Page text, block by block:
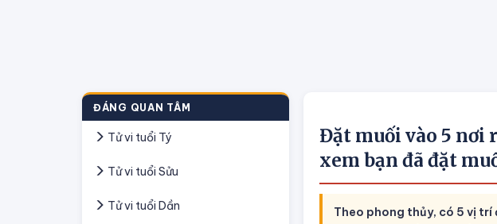
ĐÁNG QUAN TÂM
Tử vi tuổi Tý
Tử vi tuổi Sửu
Tử vi tuổi Dần
Đặt muối vào 5 nơi
xem bạn đã đặt
Theo phong thủy, có 5 vị trí